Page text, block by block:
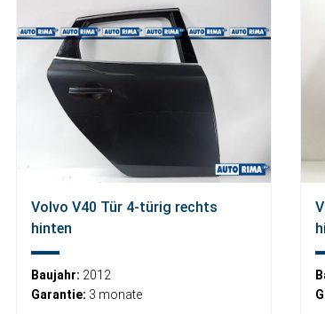
Volvo V40 Tür 4-türig rechts
hinten
Baujahr: 2012
Garantie: 3 monate